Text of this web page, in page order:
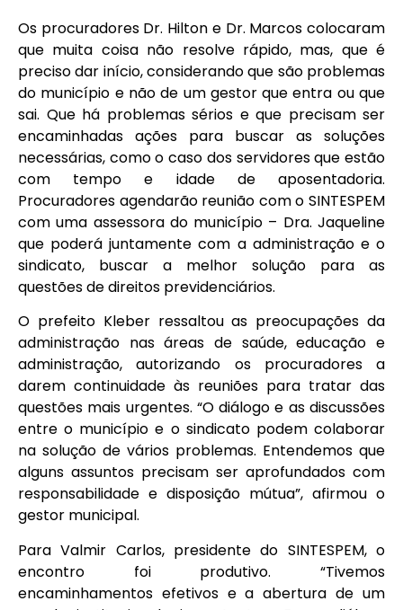
Os procuradores Dr. Hilton e Dr. Marcos colocaram
que muita coisa não resolve rápido, mas, que é
preciso dar início, considerando que são problemas
do município e não de um gestor que entra ou que
sai. Que há problemas sérios e que precisam ser
encaminhadas ações para buscar as soluções
necessárias, como o caso dos servidores que estão
com tempo e idade de aposentadoria.
Procuradores agendarão reunião com o SINTESPEM
com uma assessora do município – Dra. Jaqueline
que poderá juntamente com a administração e o
sindicato, buscar a melhor solução para as
questões de direitos previdenciários.
O prefeito Kleber ressaltou as preocupações da
administração nas áreas de saúde, educação e
administração, autorizando os procuradores a
darem continuidade às reuniões para tratar das
questões mais urgentes. “O diálogo e as discussões
entre o município e o sindicato podem colaborar
na solução de vários problemas. Entendemos que
alguns assuntos precisam ser aprofundados com
responsabilidade e disposição mútua”, afirmou o
gestor municipal.
Para Valmir Carlos, presidente do SINTESPEM, o
encontro foi produtivo. “Tivemos
encaminhamentos efetivos e a abertura de um